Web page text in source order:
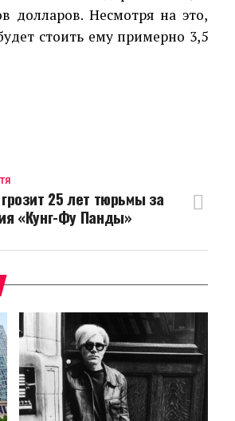
долларов. Несмотря на это,
стоить ему примерно 3,5
25 лет тюрьмы за
«Кунг-Фу Панды»